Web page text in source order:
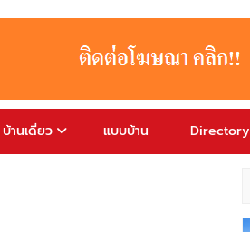
บ้านเดี่ยว แบบบ้าน Directory